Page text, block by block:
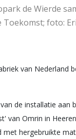
de Wierde
foto:
van Nederland
de installatie aan
van Omrin in
hergebruikte